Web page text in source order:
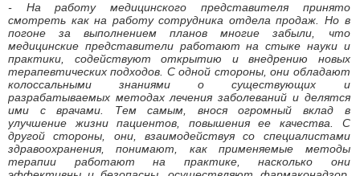
- На работу медицинского представителя принято
смотреть как на работу сотрудника отдела продаж. Но в
погоне за выполнением планов многие забыли, что
медицинские представители работают на стыке науки и
практики, содействуют открытию и внедрению новых
терапевтических подходов. С одной стороны, они обладают
колоссальными знаниями о существующих и
разрабатываемых методах лечения заболеваний и делятся
ими с врачами. Тем самым, внося огромный вклад в
улучшение жизни пациентов, повышения ее качества. С
другой стороны, они, взаимодействуя со специалистами
здравоохранения, понимают, как применяемые методы
терапии работают на практике, насколько они